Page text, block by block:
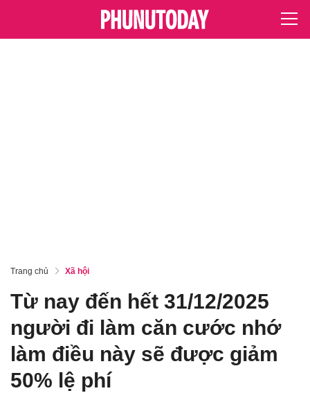
Trang chủ Xã hội
Từ nay đến hết 31/12/2025
người đi làm căn cước nhớ
làm điều này sẽ được giảm
50% lệ phí